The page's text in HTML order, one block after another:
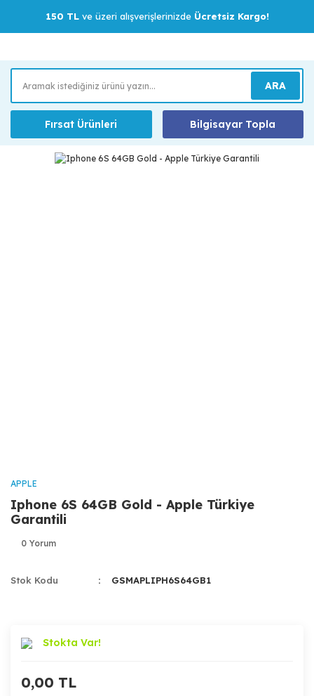
150 TLve üzeri alışverişlerinizde Ücretsiz Kargo!
ARA
Fırsat Ürünleri Bilgisayar Topla
APPLE
Iphone 6S 64GB Gold - Apple Türkiye
Garantili
0 Yorum
Stok Kodu GSMAPLIPH6S64GB1
Stokta Var!
0,00 TL